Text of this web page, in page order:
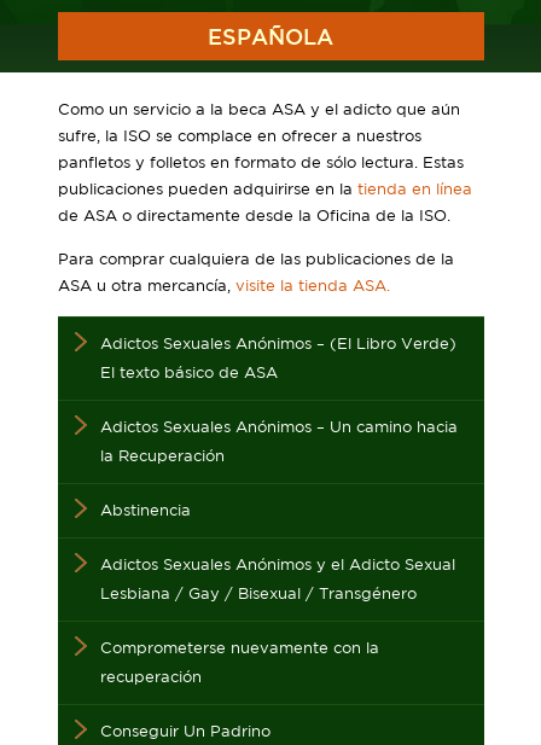
ESPAÑOLA
Como un servicio a la beca ASA y el adicto que aún
sufre, la ISO se complace en ofrecer a nuestros
panfletos y folletos en formato de sólo lectura. Estas
publicaciones pueden adquirirse en la tienda en línea
de ASA o directamente desde la Oficina de la ISO.
Para comprar cualquiera de las publicaciones de la
ASA u otra mercancía, visite la tienda ASA.
Adictos Sexuales Anónimos – (El Libro Verde)
El texto básico de ASA
Adictos Sexuales Anónimos – Un camino hacia
la Recuperación
Abstinencia
Adictos Sexuales Anónimos y el Adicto Sexual
Lesbiana / Gay / Bisexual / Transgénero
Comprometerse nuevamente con la
recuperación
Conseguir Un Padrino